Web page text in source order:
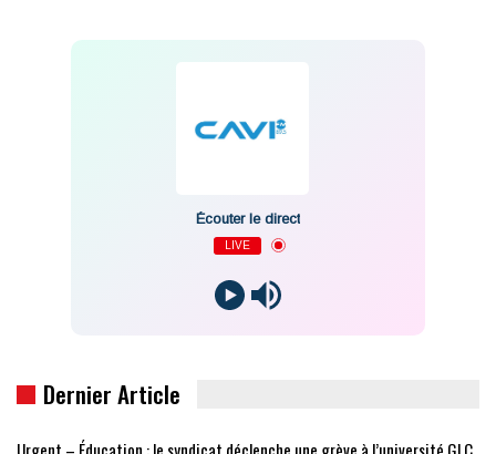
Écouter le direct
LIVE
Dernier Article